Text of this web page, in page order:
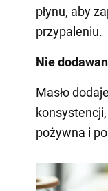
płynu, aby
przypaleniu.
Nie
Masło
pożywna i